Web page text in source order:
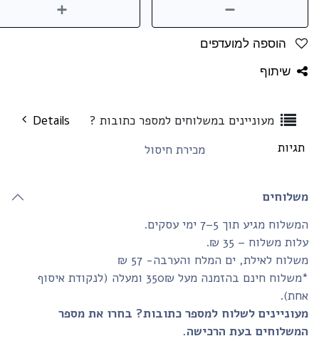
הוספה למועדפים
שיתוף
מעוניינים במשלוחים למספר כתובות ?
Details
מכירת חיסול
מגיע תוך 5–7 ימי עסקים.
משלוח – 35 ₪.
לאילת, ים המלח והערבה- 57 ₪
*משלוח חינם בהזמנה מעל 350₪ ומעלה (לנקודת איסוף
לשלוח למספר כתובות? בחרו את מספר
בעת הרכישה.